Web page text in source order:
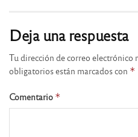
Deja una respuesta
Tu dirección de correo electrónico
obligatorios están marcados con *
Comentario *